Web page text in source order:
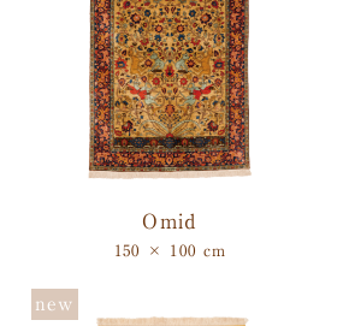
Omid
150 × 100 cm